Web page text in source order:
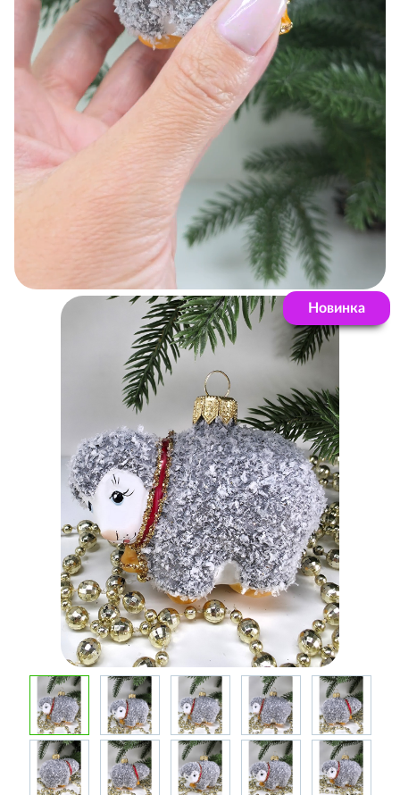
Новинка